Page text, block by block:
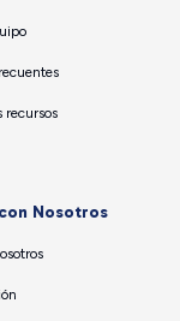
recursos
Nosotros